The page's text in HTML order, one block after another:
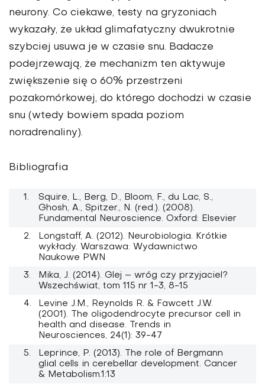
neurony. Co ciekawe, testy na gryzoniach
wykazały, że układ glimafatyczny dwukrotnie
szybciej usuwa je w czasie snu. Badacze
podejrzewają, że mechanizm ten aktywuje
zwiększenie się o 60% przestrzeni
pozakomórkowej, do którego dochodzi w czasie
snu (wtedy bowiem spada poziom
noradrenaliny).
Bibliografia
Squire, L., Berg, D., Bloom, F., du Lac, S.,
Ghosh, A., Spitzer., N. (red.). (2008).
Fundamental Neuroscience. Oxford: Elsevier
Longstaff, A. (2012). Neurobiologia. Krótkie
wykłady. Warszawa: Wydawnictwo
Naukowe PWN
Mika, J. (2014). Glej – wróg czy przyjaciel?
Wszechświat, tom 115 nr 1-3, 8-15
Levine J.M., Reynolds R. & Fawcett J.W.
(2001). The oligodendrocyte precursor cell in
health and disease. Trends in
Neurosciences, 24(1): 39-47
Leprince, P. (2013). The role of Bergmann
glial cells in cerebellar development. Cancer
& Metabolism.1:13